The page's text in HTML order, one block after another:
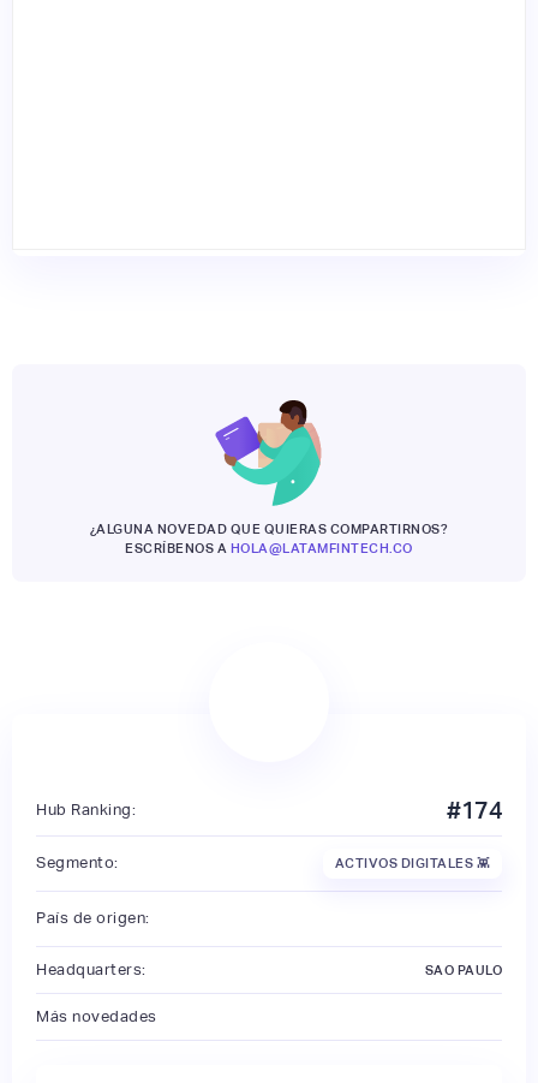
¿ALGUNA NOVEDAD QUE QUIERAS COMPARTIRNOS?
ESCRÍBENOS A HOLA@LATAMFINTECH.CO
Hub Ranking: #174
Segmento: ACTIVOS DIGITALES 👾
País de origen:
Headquarters: SAO PAULO
Más novedades